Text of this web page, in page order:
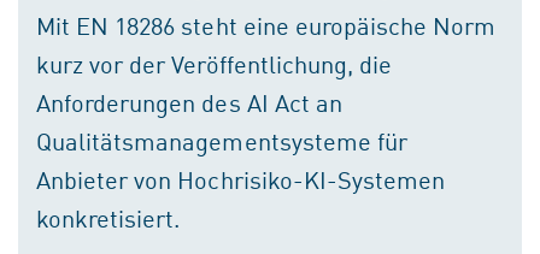
Mit EN 18286 steht eine europäische Norm
kurz vor der Veröffentlichung, die
Anforderungen des AI Act an
Qualitätsmanagementsysteme für
Anbieter von Hochrisiko-KI-Systemen
konkretisiert.